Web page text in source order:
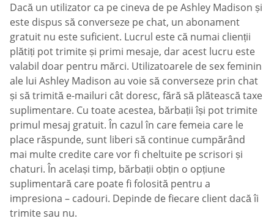
Dacă un utilizator ca pe cineva de pe Ashley Madison și
este dispus să converseze pe chat, un abonament
gratuit nu este suficient. Lucrul este că numai clienții
plătiți pot trimite și primi mesaje, dar acest lucru este
valabil doar pentru mărci. Utilizatoarele de sex feminin
ale lui Ashley Madison au voie să converseze prin chat
și să trimită e-mailuri cât doresc, fără să plătească taxe
suplimentare. Cu toate acestea, bărbații își pot trimite
primul mesaj gratuit. În cazul în care femeia care le
place răspunde, sunt liberi să continue cumpărând
mai multe credite care vor fi cheltuite pe scrisori și
chaturi. În același timp, bărbații obțin o opțiune
suplimentară care poate fi folosită pentru a
impresiona – cadouri. Depinde de fiecare client dacă îi
trimite sau nu.